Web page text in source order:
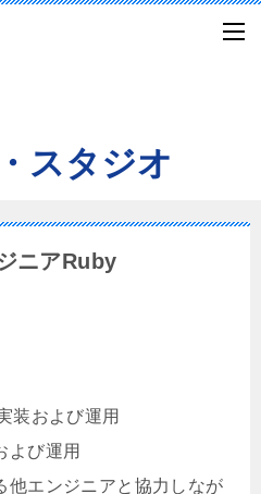
スタジオ
ニアRuby
装および運用
よび運用
他エンジニアと協力しなが